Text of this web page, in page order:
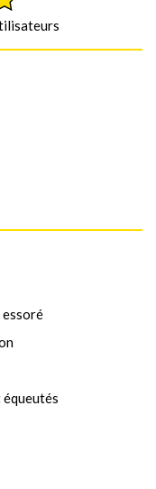
équeutés